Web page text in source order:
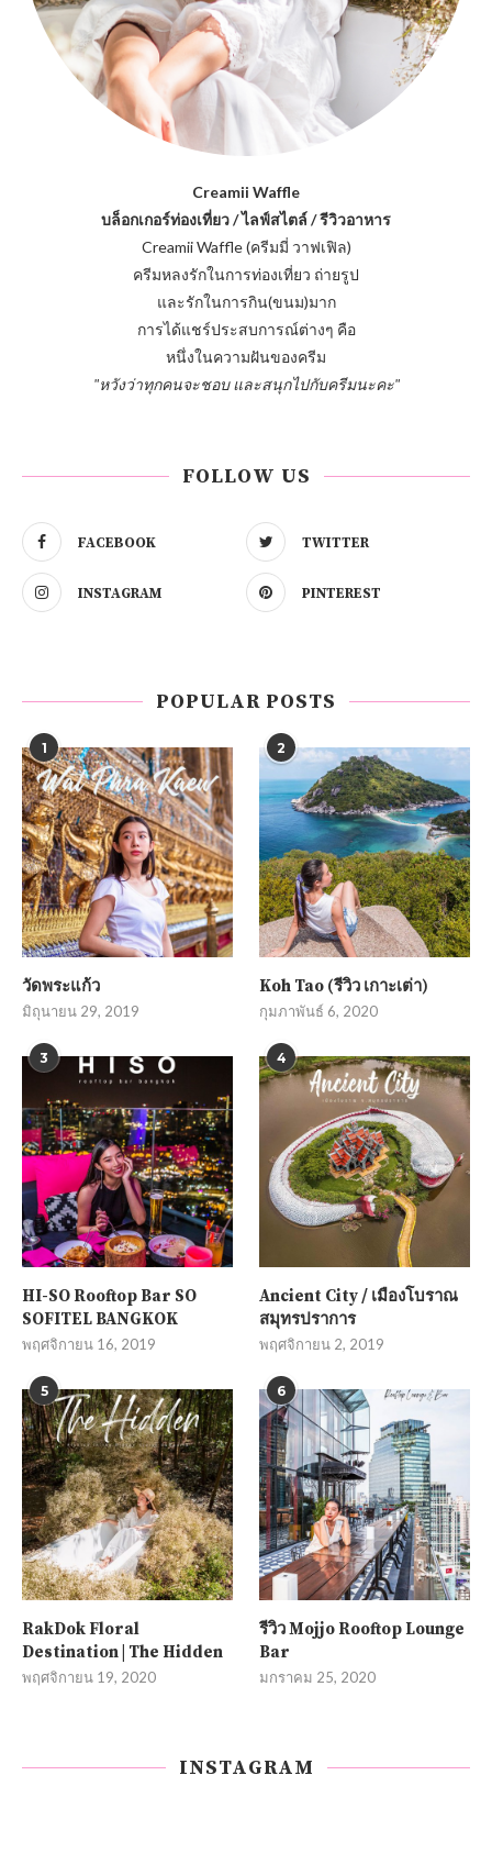
Creamii Waffle
บล็อกเกอร์ท่องเที่ยว / ไลฟ์สไตล์ / รีวิวอาหาร
Creamii Waffle (ครีมมี่ วาฟเฟิล)
ครีมหลงรักในการท่องเที่ยว ถ่ายรูป
และรักในการกิน(ขนม)มาก
การได้แชร์ประสบการณ์ต่างๆ คือ
หนึ่งในความฝันของครีม
"หวังว่าทุกคนจะชอบ และสนุกไปกับครีมนะคะ"
FOLLOW US
FACEBOOK TWITTER
INSTAGRAM PINTEREST
POPULAR POSTS
1
วัดพระแก้ว
มิถุนายน 29, 2019
2
Koh Tao (รีวิว เกาะเต่า)
กุมภาพันธ์ 6, 2020
3
HI-SO Rooftop Bar SO
SOFITEL BANGKOK
พฤศจิกายน 16, 2019
4
Ancient City / เมืองโบราณ
สมุทรปราการ
พฤศจิกายน 2, 2019
5
RakDok Floral
Destination | The Hidden
พฤศจิกายน 19, 2020
6
รีวิว Mojjo Rooftop Lounge
Bar
มกราคม 25, 2020
INSTAGRAM